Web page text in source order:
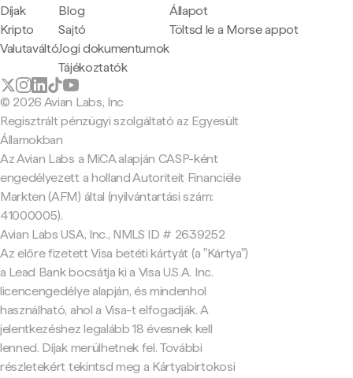
Díjak
Kripto
Valutaváltó
Blog
Sajtó
Jogi dokumentumok
Tájékoztatók
Állapot
Töltsd le a Morse appot
© 2026 Avian Labs, Inc
Regisztrált pénzügyi szolgáltató az Egyesült
Államokban
Az Avian Labs a MiCA alapján CASP-ként
engedélyezett a holland Autoriteit Financiële
Markten (AFM) által (nyilvántartási szám:
41000005).
Avian Labs USA, Inc., NMLS ID # 2639252
Az előre fizetett Visa betéti kártyát (a "Kártya")
a Lead Bank bocsátja ki a Visa U.S.A. Inc.
licencengedélye alapján, és mindenhol
használható, ahol a Visa-t elfogadják. A
jelentkezéshez legalább 18 évesnek kell
lenned. Díjak merülhetnek fel. További
részletekért tekintsd meg a Kártyabirtokosi